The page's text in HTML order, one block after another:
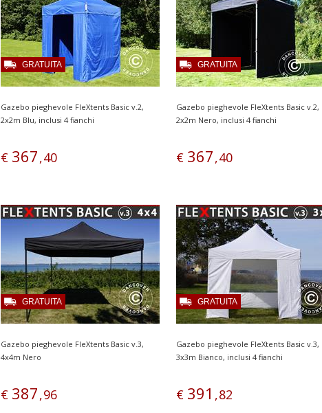
Gazebo pieghevole FleXtents Basic v.2,
2x2m Blu, inclusi 4 fianchi
€ 367,40
GRATUITA
Gazebo pieghevole FleXtents Basic v.2,
2x2m Nero, inclusi 4 fianchi
€ 367,40
GRATUITA
Gazebo pieghevole FleXtents Basic v.3,
4x4m Nero
€ 387,96
GRATUITA
Gazebo pieghevole FleXtents Basic v.3,
3x3m Bianco, inclusi 4 fianchi
€ 391 ,82
GRATUITA